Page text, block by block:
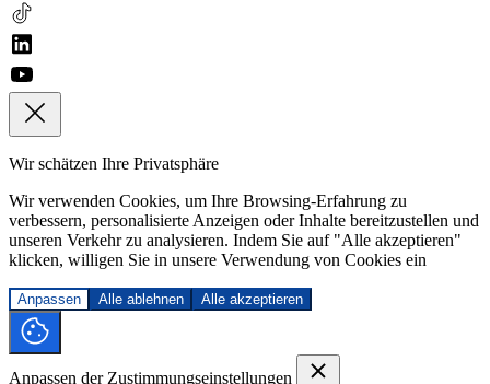
Wir schätzen Ihre Privatsphäre
Wir verwenden Cookies, um Ihre Browsing-Erfahrung zu
verbessern, personalisierte Anzeigen oder Inhalte bereitzustellen und
unseren Verkehr zu analysieren. Indem Sie auf "Alle akzeptieren"
klicken, willigen Sie in unsere Verwendung von Cookies ein
Anpassen Alle ablehnen Alle akzeptieren
Anpassen der Zustimmungseinstellungen